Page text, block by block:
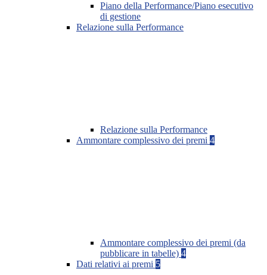
Piano della Performance/Piano esecutivo
di gestione
Relazione sulla Performance
Relazione sulla Performance
Ammontare complessivo dei premi 4
Ammontare complessivo dei premi (da
pubblicare in tabelle) 4
Dati relativi ai premi 5